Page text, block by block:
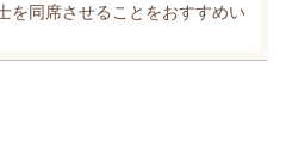
を同席させることをおすすめい